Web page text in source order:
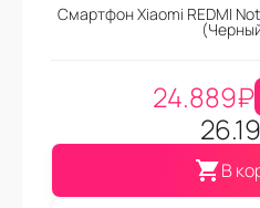
Смартфон Xiaomi REDMI
24.889₽
В